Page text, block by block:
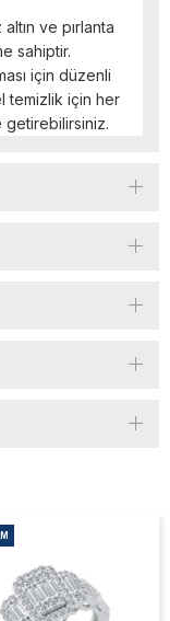
altın ve pırlanta
sahiptir.
için düzenli
temizlik için her
getirebilirsiniz.